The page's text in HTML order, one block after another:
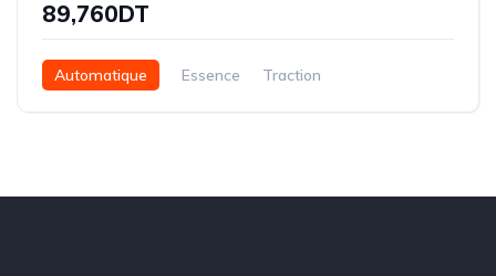
89,760DT
Automatique Essence Traction